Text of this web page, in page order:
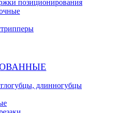
позиционирования
длинногубцы